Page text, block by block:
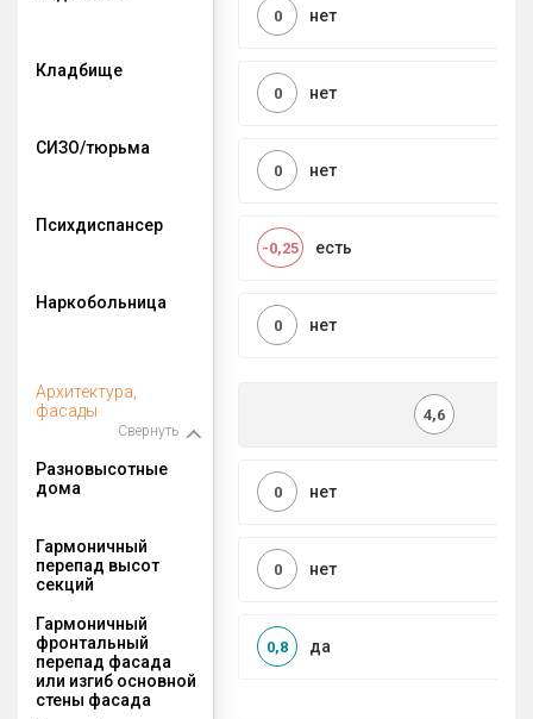
нет
0
Кладбище
нет
0
СИЗО/тюрьма
нет
0
Психдиспансер
есть
-0,25
Наркобольница
нет
0
Архитектура,
фасады
Свернуть
4,6
Разновысотные
дома
нет
0
Гармоничный
перепад высот
секций
нет
0
Гармоничный
фронтальный
перепад фасада
или изгиб основной
стены фасада
да
0,8